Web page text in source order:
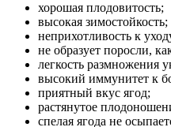
хорошая плодовитость;
высокая зимостойкость;
неприхотливость к
не образует поросли,
легкость размножения
высокий иммунитет к
приятный вкус ягод;
растянутое
спелая ягода не